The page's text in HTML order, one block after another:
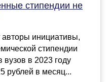
стипендии не
авторы инициативы,
стипендии
вузов в 2023 году
рублей в месяц...